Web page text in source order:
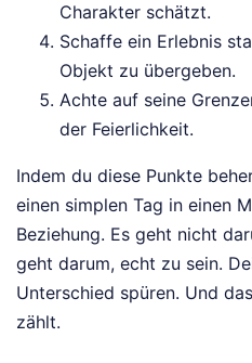
Charakter schätzt.
Schaffe ein Erlebnis
Objekt zu übergeben.
Achte auf seine
der Feierlichkeit.
Indem du diese Punkte
einen simplen Tag in einen
Beziehung. Es geht nicht
geht darum, echt zu sein.
Unterschied spüren. Und
zählt.